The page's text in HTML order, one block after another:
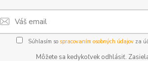
Súhlasím so spracovaním osobných údajovza
Môžete sa kedykoľvek odhlásiť.